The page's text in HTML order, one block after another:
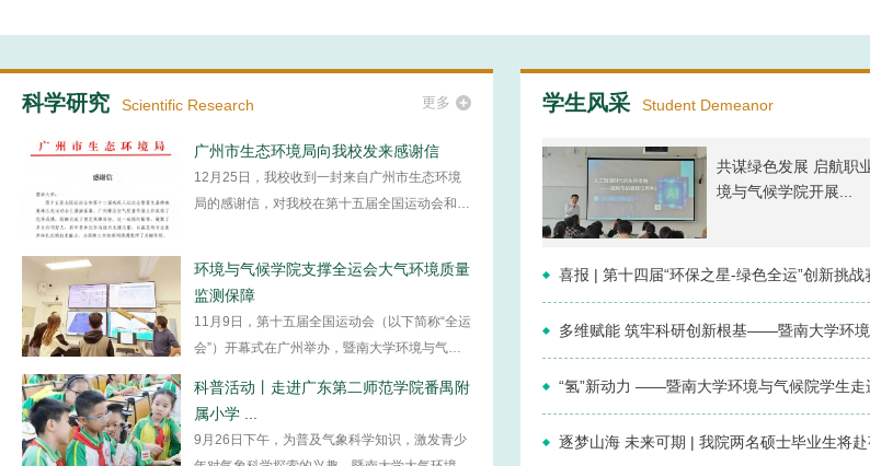
科学研究 Scientific Research 更多
广州市生态环境局向我校发来感谢信
12月25日，我校收到一封来自广州市生态环境
局的感谢信，对我校在第十五届全国运动会和第
环境与气候学院支撑全运会大气环境质量
监测保障
11月9日，第十五届全国运动会（以下简称“全运
会”）开幕式在广州举办，暨南大学环境与气候
科普活动丨走进广东第二师范学院番禺附
属小学 ...
9月26日下午，为普及气象科学知识，激发青少
学生风采 Student Demeanor
共谋绿色发展 启航职
境与气候学院开展...
喜报 | 第十四届“环保之星-绿色全运”创新挑战